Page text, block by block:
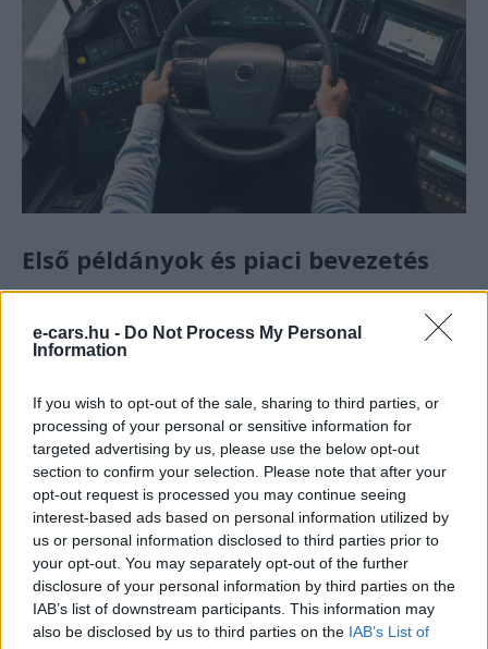
e-cars.hu - Do Not Process My Personal
Information
If you wish to opt-out of the sale, sharing to third parties, or
processing of your personal or sensitive information for
targeted advertising by us, please use the below opt-out
section to confirm your selection. Please note that after your
opt-out request is processed you may continue seeing
interest-based ads based on personal information utilized by
us or personal information disclosed to third parties prior to
your opt-out. You may separately opt-out of the further
disclosure of your personal information by third parties on the
IAB’s list of downstream participants. This information may
also be disclosed by us to third parties on the IAB’s List of
Első példányok és piaci bevezetés
elkészültek, és rövidesen azészaki és Benelux országok
adatlapot is a
Volvo BZR Electric CD
változatról, amely
6×4 tengelyelrendezéssel, 720 kWh kapacitással, 13,3–
14,9 méteres hosszban lesz elérhető. A névben a CD
feltehetően a Carrus Deltára utal.
A Volvo elektromos buszportfóliója
A Volvo Buses 2024 márciusában mutatta be aBZR
Electric platformot, amely a Volvo Csoport közös e-
mobilitási architektúrájának része. Ezt megelőzően, 2021-